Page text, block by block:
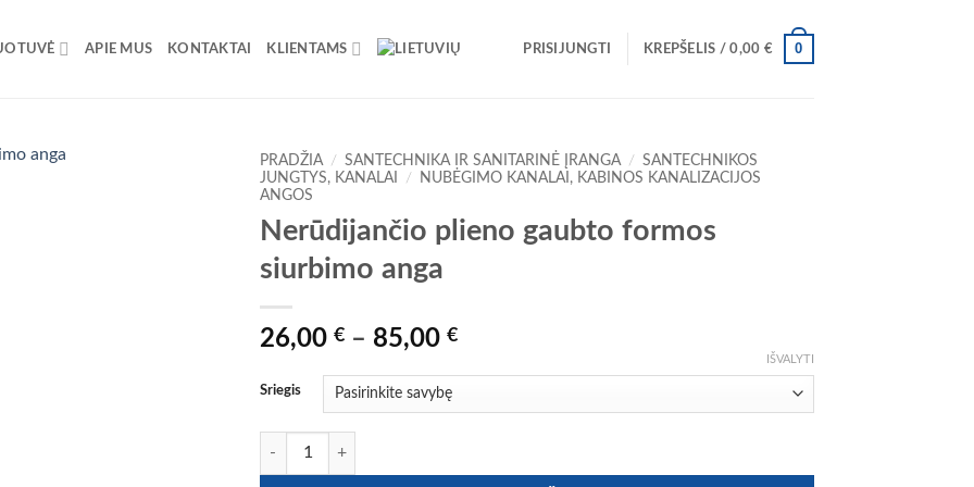
APIE MUS KONTAKTAI KLIENTAMS PRISIJUNGTI KREPŠELIS /0,00 € 0
PRADŽIA / SANTECHNIKA IR SANITARINĖ ĮRANGA / SANTECHNIKOS
JUNGTYS, KANALAI
/
NUBĖGIMO KANALAI, KABINOS KANALIZACIJOS
ANGOS
Nerūdijančio plieno gaubto formos
siurbimo anga
26,00 € – 85,00 €Price
through
Sriegis
IŠVALYTI
produkto kiekis: Nerūdijančio plieno gaubto formos siurbimo anga